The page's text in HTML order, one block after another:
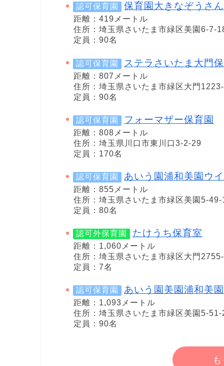
認可保育園 保育園大きなぞうさん
距離：419メートル
住所：埼玉県さいたま市緑区美園6-7-
定員：90名
認可保育園 ステラさいたま大門
距離：807メートル
住所：埼玉県さいたま市緑区大門
定員：90名
認可保育園 フォーマザー保育園
距離：808メートル
住所：埼玉県川口市東川口3-2-29
定員：170名
認可保育園 あいう園浦和美園ウ
距離：855メートル
住所：埼玉県さいたま市緑区美園5-49-
定員：80名
認可外保育園 たけうち保育室
距離：1,060メートル
住所：埼玉県さいたま市緑区大門
定員：7名
認可保育園 あいう園美園浦和美
距離：1,093メートル
住所：埼玉県さいたま市緑区美園5-51-
定員：90名